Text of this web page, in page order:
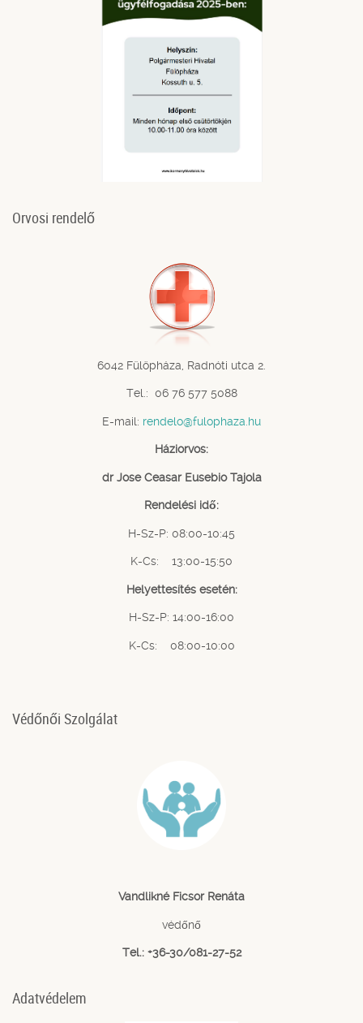
Orvosi rendelő
6042 Fülöpháza, Radnóti utca 2.
Tel.: 06 76 577 5088
E-mail: rendelo@fulophaza.hu
Háziorvos:
dr Jose Ceasar Eusebio Tajola
Rendelési idő:
H-Sz-P: 08:00-10:45
K-Cs: 13:00-15:50
Helyettesítés esetén:
H-Sz-P: 14:00-16:00
K-Cs: 08:00-10:00
Védőnői Szolgálat
Vandlikné Ficsor Renáta
védőnő
Tel.: +36-30/081-27-52
Adatvédelem